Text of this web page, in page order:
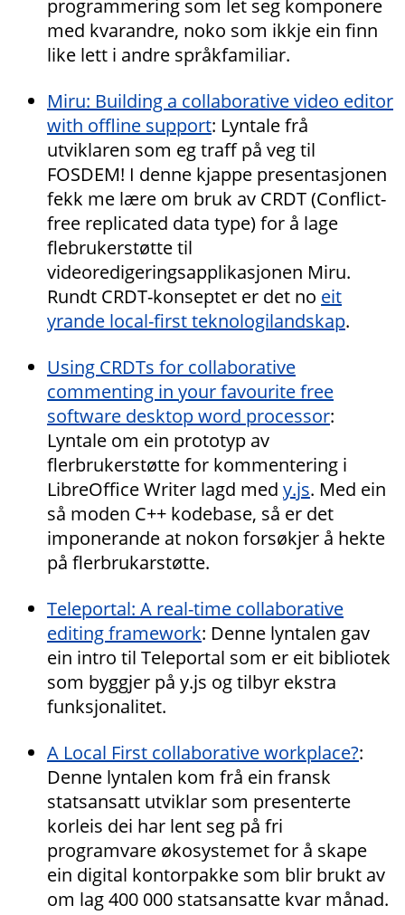
programmering som let seg komponere
med kvarandre, noko som ikkje ein finn
like lett i andre språkfamiliar.
Miru: Building a collaborative video editor
with offline support: Lyntale frå
utviklaren som eg traff på veg til
FOSDEM! I denne kjappe presentasjonen
fekk me lære om bruk av CRDT (Conflict-
free replicated data type) for å lage
flebrukerstøtte til
videoredigeringsapplikasjonen Miru.
Rundt CRDT-konseptet er det no eit
yrande local-first teknologilandskap.
Using CRDTs for collaborative
commenting in your favourite free
software desktop word processor:
Lyntale om ein prototyp av
flerbrukerstøtte for kommentering i
LibreOffice Writer lagd med y.js. Med ein
så moden C++ kodebase, så er det
imponerande at nokon forsøkjer å hekte
på flerbrukarstøtte.
Teleportal: A real-time collaborative
editing framework: Denne lyntalen gav
ein intro til Teleportal som er eit bibliotek
som byggjer på y.js og tilbyr ekstra
funksjonalitet.
A Local First collaborative workplace?:
Denne lyntalen kom frå ein fransk
statsansatt utviklar som presenterte
korleis dei har lent seg på fri
programvare økosystemet for å skape
ein digital kontorpakke som blir brukt av
om lag 400 000 statsansatte kvar månad.